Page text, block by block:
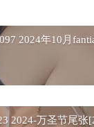
2024年10月
2024-万圣节尾张